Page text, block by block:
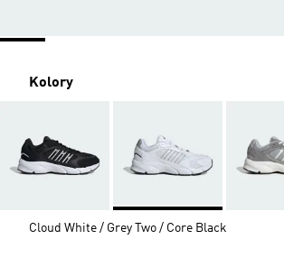
Kolory
Cloud White / Grey Two / Core Black